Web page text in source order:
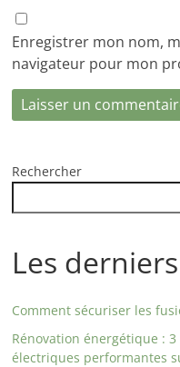
Enregistrer mon nom,
navigateur pour mon
Rechercher
Les
Comment sécuriser les
Rénovation énergétique :
électriques performantes